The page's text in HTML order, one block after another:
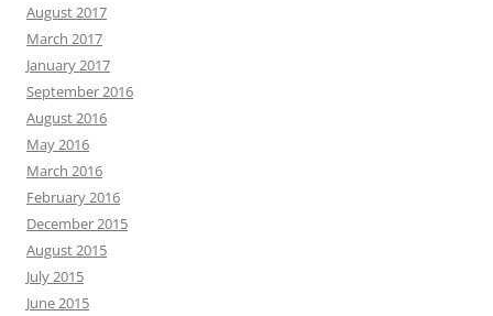
August 2017
March 2017
January 2017
September 2016
August 2016
May 2016
March 2016
February 2016
December 2015
August 2015
July 2015
June 2015